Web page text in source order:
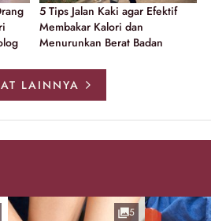
5 Tips Jalan Kaki agar Efektif
Membakar Kalori dan
Menurunkan Berat Badan
LAINNYA
5